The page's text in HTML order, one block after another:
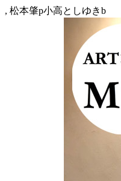
, 松本肇p小高としゆきb